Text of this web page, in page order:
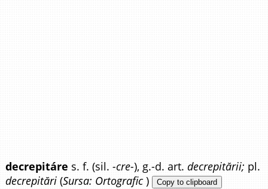
decrepitáre s. f. (sil.-cre-), g.-d. art.decrepitării; pl.
decrepitări (Sursa: Ortografic ) Copy to clipboard